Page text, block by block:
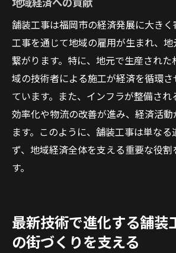
ト
舗装工事は福岡市の経済発展に大きく
工事を通じて地域の雇用が生まれ、
繋がります。特に、地元で生産され
域の技術者による施工が経済を循環
ています。また、インフラが整備され
効率化や物流の改善が進み、経済活動
ます。このように、舗装工事は単な
ず、地域経済全体を支える重要な役割
す。
最新技術で進化する舗装
の街づくりを支える